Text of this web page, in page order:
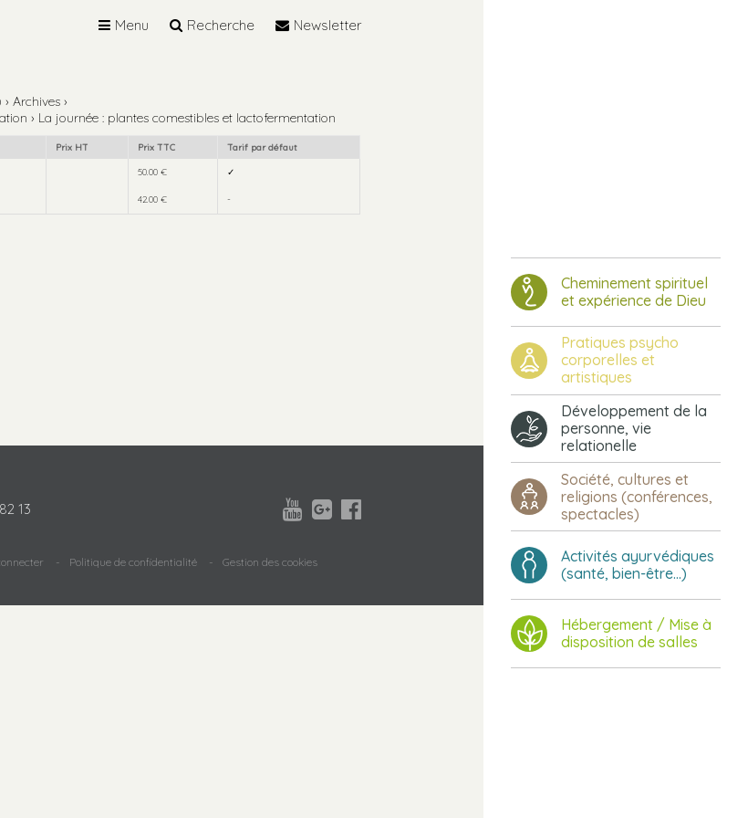
Cheminement spirituel
et expérience de Dieu
Pratiques psycho
corporelles et
artistiques
Développement de la
personne, vie
relationelle
Société, cultures et
religions (conférences,
spectacles)
Activités ayurvédiques
(santé, bien-être...)
Hébergement / Mise à
disposition de salles
Menu Recherche Newsletter
› Archives ›
› La journée : plantes comestibles et lactofermentation
Prix HT Prix TTC Tarif par défaut
50.00 € ✓
42.00 € -
13 


Politique de confidentialité Gestion des cookies